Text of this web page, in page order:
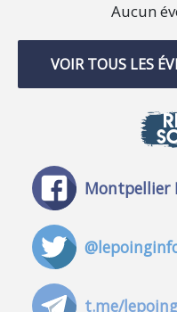
Aucun
VOIR TOUS LES
Montpellier
t.me/lepoing